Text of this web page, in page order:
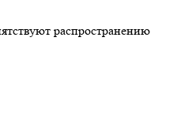
распространению